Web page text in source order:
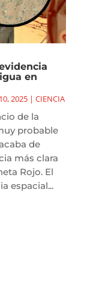
en
2025| CIENCIA
de la
probable
de
más clara
Rojo. El
espacial...